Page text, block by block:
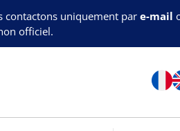
contactons uniquement par e-mail
officiel.